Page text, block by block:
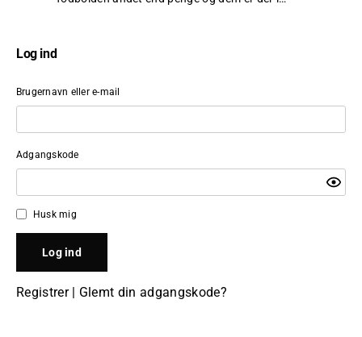
Log ind
Brugernavn eller e-mail
Adgangskode
Husk mig
Registrer| Glemt din adgangskode?